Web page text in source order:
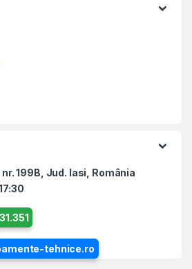
199B, Jud. Iasi, România
tehnice.ro